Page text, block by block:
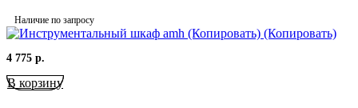
Наличие по запросу
4 775 р.
В корзину